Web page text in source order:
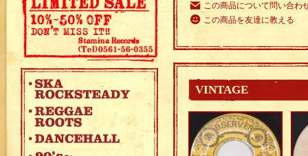
この商品について問い合わ
この商品を友達に教える
VINTAGE